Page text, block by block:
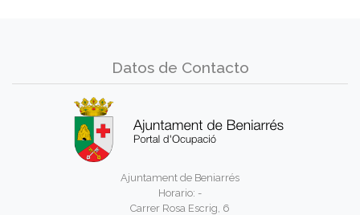
Datos de Contacto
Ajuntament de Beniarrés
Horario: -
Carrer Rosa Escrig, 6